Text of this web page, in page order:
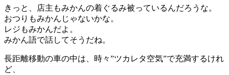
きっと、店主もみかんの着ぐるみ被っているんだろうな。
おつりもみかんじゃないかな。
レジもみかんだよ。
みかん語で話してそうだね。
長距離移動の車の中は、時々”ツカレタ空気”で充満するけれ
ど、